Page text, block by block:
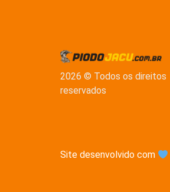
2026 © Todos os direitos
reservados
Site desenvolvido com